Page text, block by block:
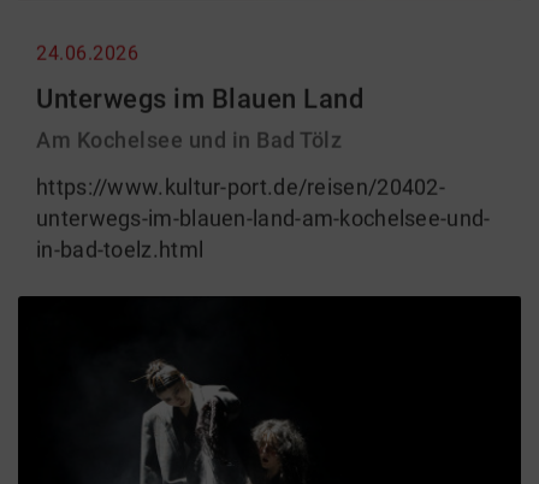
24.06.2026
Unterwegs im Blauen Land
Am Kochelsee und in Bad Tölz
https://www.kultur-port.de/reisen/20402-
unterwegs-im-blauen-land-am-kochelsee-und-
in-bad-toelz.html